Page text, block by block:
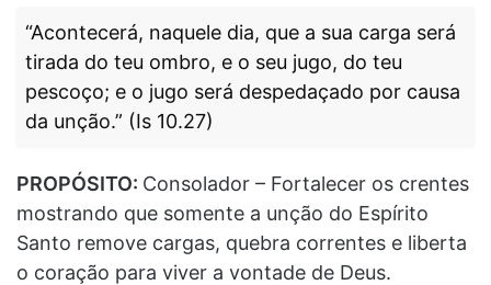
“Acontecerá, naquele dia, que a sua carga será
tirada do teu ombro, e o seu jugo, do teu
pescoço; e o jugo será despedaçado por causa
da unção.” (Is 10.27)
PROPÓSITO: Consolador – Fortalecer os crentes
mostrando que somente a unção do Espírito
Santo remove cargas, quebra correntes e liberta
o coração para viver a vontade de Deus.